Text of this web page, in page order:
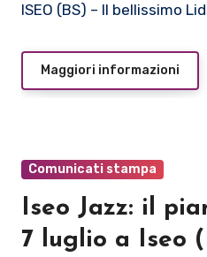
ISEO (BS) – Il bellissimo
Maggiori informazioni
Comunicati stampa
Iseo Jazz: il
7 luglio a Iseo